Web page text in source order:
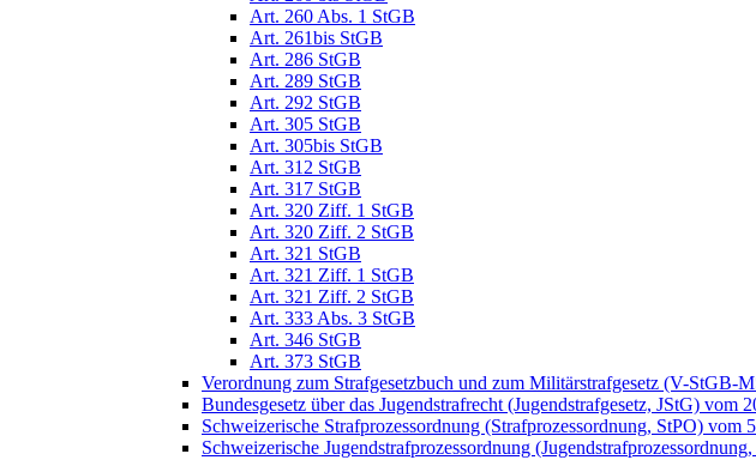
Art. 260 Abs. 1 StGB
Art. 261bis StGB
Art. 286 StGB
Art. 289 StGB
Art. 292 StGB
Art. 305 StGB
Art. 305bis StGB
Art. 312 StGB
Art. 317 StGB
Art. 320 Ziff. 1 StGB
Art. 320 Ziff. 2 StGB
Art. 321 StGB
Art. 321 Ziff. 1 StGB
Art. 321 Ziff. 2 StGB
Art. 333 Abs. 3 StGB
Art. 346 StGB
Art. 373 StGB
Verordnung zum Strafgesetzbuch und zum Militärstrafgesetz (V-StGB-
Bundesgesetz über das Jugendstrafrecht (Jugendstrafgesetz, JStG) vom
Schweizerische Strafprozessordnung (Strafprozessordnung, StPO) vom
Schweizerische Jugendstrafprozessordnung